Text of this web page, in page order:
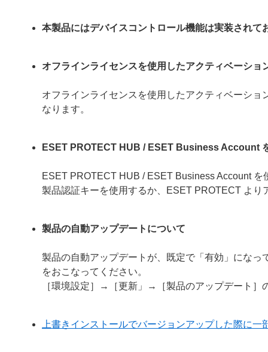
本製品にはデバイスコントロール機能は実装されて
オフラインライセンスを使用したアクティベーショ
オフラインライセンスを使用したアクティベーシ
なります。
ESET PROTECT HUB / ESET Business Account
ESET PROTECT HUB / ESET Business Account
製品認証キーを使用するか、ESET PROTECT よ
製品の自動アップデートについて
製品の自動アップデートが、既定で「有効」にな
をおこなってください。
［環境設定］→［更新」→［製品のアップデート］
上書きインストールでバージョンアップした際に一